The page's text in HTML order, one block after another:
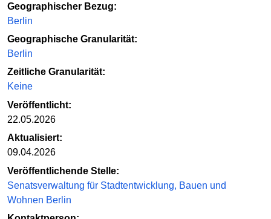
Geographischer Bezug:
Berlin
Geographische Granularität:
Berlin
Zeitliche Granularität:
Keine
Veröffentlicht:
22.05.2026
Aktualisiert:
09.04.2026
Veröffentlichende Stelle:
Senatsverwaltung für Stadtentwicklung, Bauen und
Wohnen Berlin